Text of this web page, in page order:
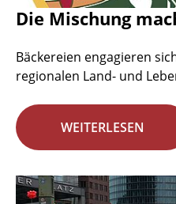
Die Mischung
Bäckereien engagieren
regionalen Land- und
WEITERLESEN